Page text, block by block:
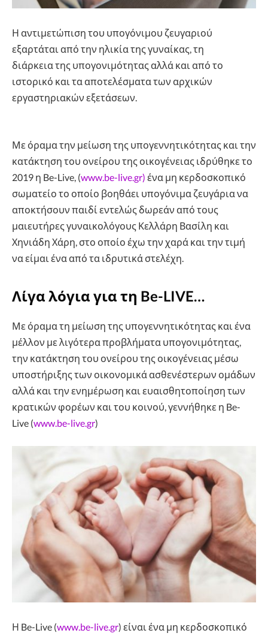
Η αντιμετώπιση του υπογόνιμου ζευγαριού
εξαρτάται από την ηλικία της γυναίκας, τη
διάρκεια της υπογονιμότητας αλλά και από το
ιστορικό και τα αποτελέσματα των αρχικών
εργαστηριακών εξετάσεων.
Με όραμα την μείωση της υπογεννητικότητας και την
κατάκτηση του ονείρου της οικογένειας ιδρύθηκε το
2019 η Be-Live, (www.be-live.gr) ένα μη κερδοσκοπικό
σωματείο το οποίο βοηθάει υπογόνιμα ζευγάρια να
αποκτήσουν παιδί εντελώς δωρεάν από τους
μαιευτήρες γυναικολόγους Κελλάρη Βασίλη και
Χηνιάδη Χάρη, στο οποίο έχω την χαρά και την τιμή
να είμαι ένα από τα ιδρυτικά στελέχη.
Λίγα λόγια για τη Be-LIVE…
Με όραμα τη μείωση της υπογεννητικότητας και ένα
μέλλον με λιγότερα προβλήματα υπογονιμότητας,
την κατάκτηση του ονείρου της οικογένειας μέσω
υποστήριξης των οικονομικά ασθενέστερων ομάδων
αλλά και την ενημέρωση και ευαισθητοποίηση των
κρατικών φορέων και του κοινού, γεννήθηκε η Be-
Live (www.be-live.gr)
Η Be-Live (www.be-live.gr) είναι ένα μη κερδοσκοπικό